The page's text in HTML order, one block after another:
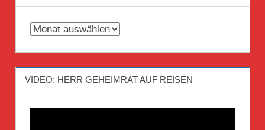
Archiv
VIDEO: HERR GEHEIMRAT AUF REISEN